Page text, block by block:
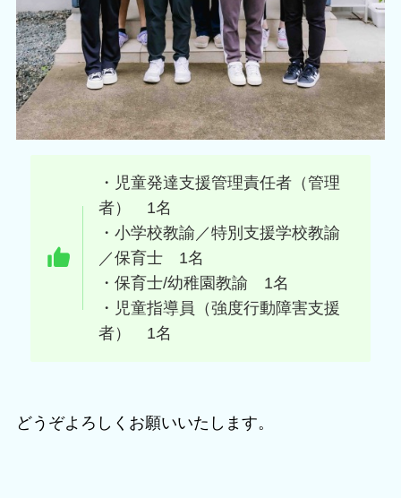
・児童発達支援管理責任者（管理
者） 1名
・小学校教諭／特別支援学校教諭
／保育士 1名
・保育士/幼稚園教諭 1名
・児童指導員（強度行動障害支援
者） 1名
どうぞよろしくお願いいたします。